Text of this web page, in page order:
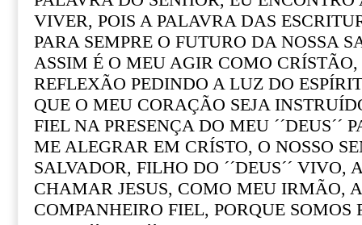
VIVER, POIS A PALAVRA DAS
PARA SEMPRE O FUTURO DA NOSSA
ASSIM É O MEU AGIR COMO
REFLEXÃO PEDINDO A LUZ DO
QUE O MEU CORAÇÃO SEJA
FIEL NA PRESENÇA DO MEU ´´DEUS´´
ME ALEGRAR EM CRÍSTO, O NOSSO
SALVADOR, FILHO DO ´´DEUS´´ VIVO,
CHAMAR JESUS, COMO MEU IRMÃO,
COMPANHEIRO FIEL, PORQUE SOMOS